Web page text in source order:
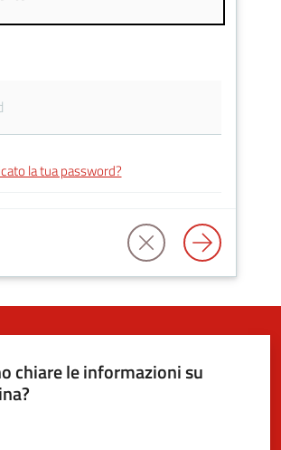
la tua password?
chiare le informazioni su